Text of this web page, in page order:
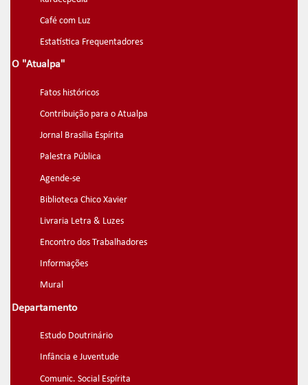
Café com Luz
Estatística Frequentadores
O "Atualpa"
Fatos históricos
Contribuição para o Atualpa
Jornal Brasília Espírita
Palestra Pública
Agende-se
Biblioteca Chico Xavier
Livraria Letra & Luzes
Encontro dos Trabalhadores
Informações
Mural
Departamento
Estudo Doutrinário
Infância e Juventude
Comunic. Social Espírita